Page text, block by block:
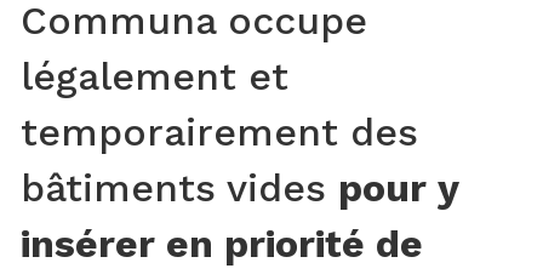
Communa occupe
légalement et
temporairement des
bâtiments vides pour y
insérer en priorité de